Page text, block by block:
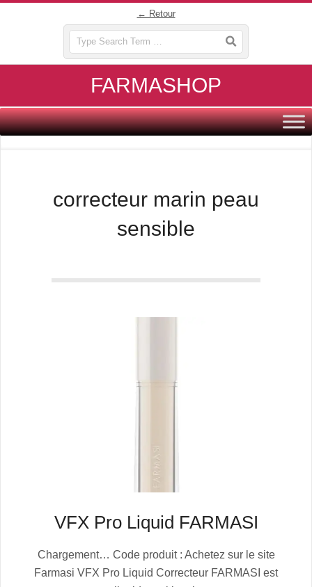
← Retour
FARMASHOP
Primary
Navigation
correcteur marin peau
sensible
VFX Pro Liquid FARMASI
07-
04
Chargement… Code produit : Achetez sur le site
Farmasi VFX Pro Liquid Correcteur FARMASI est